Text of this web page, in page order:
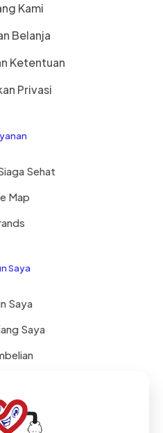
Kami
Belanja
Ketentuan
Privasi
Sehat
Map
Saya
Saya
Saya